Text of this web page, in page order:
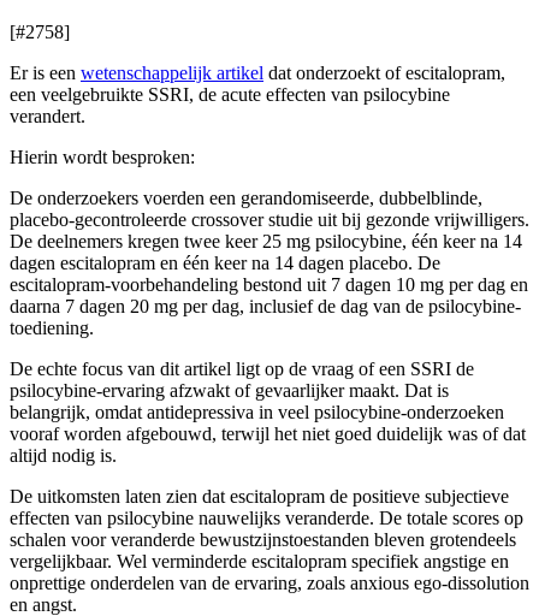
[#2758]
Er is een wetenschappelijk artikel dat onderzoekt of escitalopram,
een veelgebruikte SSRI, de acute effecten van psilocybine
verandert.
Hierin wordt besproken:
De onderzoekers voerden een gerandomiseerde, dubbelblinde,
placebo-gecontroleerde crossover studie uit bij gezonde vrijwilligers.
De deelnemers kregen twee keer 25 mg psilocybine, één keer na 14
dagen escitalopram en één keer na 14 dagen placebo. De
escitalopram-voorbehandeling bestond uit 7 dagen 10 mg per dag en
daarna 7 dagen 20 mg per dag, inclusief de dag van de psilocybine-
toediening.
De echte focus van dit artikel ligt op de vraag of een SSRI de
psilocybine-ervaring afzwakt of gevaarlijker maakt. Dat is
belangrijk, omdat antidepressiva in veel psilocybine-onderzoeken
vooraf worden afgebouwd, terwijl het niet goed duidelijk was of dat
altijd nodig is.
De uitkomsten laten zien dat escitalopram de positieve subjectieve
effecten van psilocybine nauwelijks veranderde. De totale scores op
schalen voor veranderde bewustzijnstoestanden bleven grotendeels
vergelijkbaar. Wel verminderde escitalopram specifiek angstige en
onprettige onderdelen van de ervaring, zoals anxious ego-dissolution
en angst.